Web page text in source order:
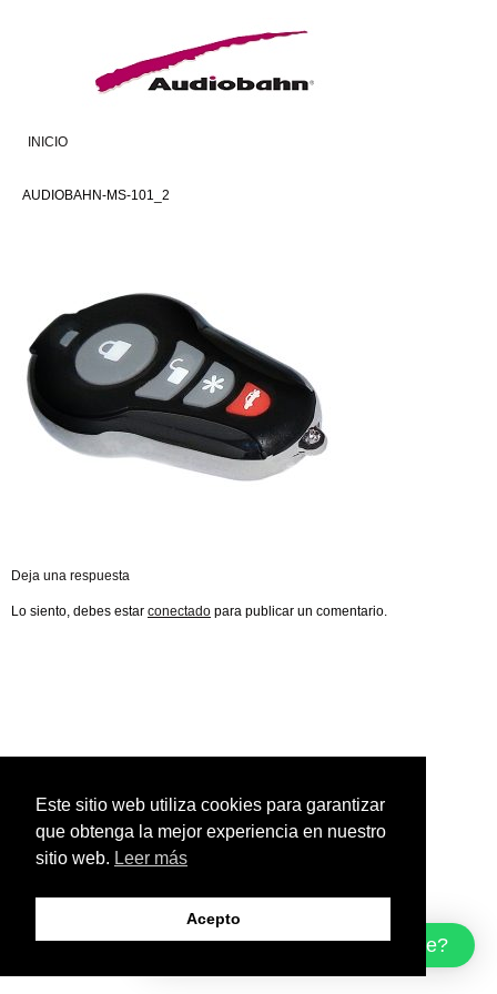
INICIO
AUDIOBAHN-MS-101_2
Deja una respuesta
Lo siento, debes estar conectado para publicar un comentario.
¿Cómo podemos ayudarte?
Este sitio web utiliza cookies para garantizar
que obtenga la mejor experiencia en nuestro
sitio web. Leer más
Acepto